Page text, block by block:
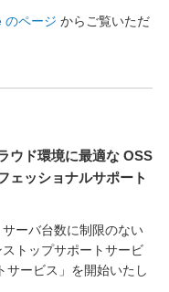
のページ からご覧いただ
ウド環境に最適な OSS
ェッショナルサポート
ーバ台数に制限のない
トップサポートサービ
サービス」を開始いたし